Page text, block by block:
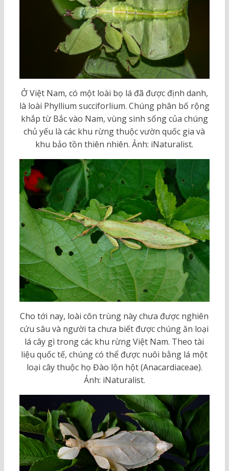
Ở Việt Nam, có một loài bọ lá đã được định danh,
là loài Phyllium succiforlium. Chúng phân bố rộng
khắp từ Bắc vào Nam, vùng sinh sống của chúng
chủ yếu là các khu rừng thuộc vườn quốc gia và
khu bảo tồn thiên nhiên. Ảnh: iNaturalist.
Cho tới nay, loài côn trùng này chưa được nghiên
cứu sâu và người ta chưa biết được chúng ăn loại
lá cây gì trong các khu rừng Việt Nam. Theo tài
liệu quốc tế, chúng có thể được nuôi bằng lá một
loại cây thuộc họ Đào lộn hột (Anacardiaceae).
Ảnh: iNaturalist.